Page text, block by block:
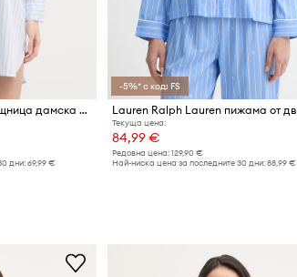
Lauren Ralph Lauren нощница дамска с памук
дни: 69,99 €
-5%* с код: FS
Текуща цена:
84,99 €
Редовна цена: 129,90 €
Най-ниска цена за последните 30 дни: 88,99 €